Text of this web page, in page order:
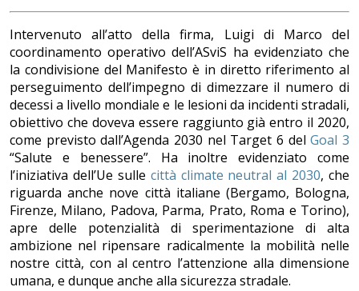
Intervenuto all’atto della firma, Luigi di Marco del
coordinamento operativo dell’ASviS ha evidenziato che
la condivisione del Manifesto è in diretto riferimento al
perseguimento dell’impegno di dimezzare il numero di
decessi a livello mondiale e le lesioni da incidenti stradali,
obiettivo che doveva essere raggiunto già entro il 2020,
come previsto dall’Agenda 2030 nel Target 6 delGoal 3
“Salute e benessere”. Ha inoltre evidenziato come
l’iniziativa dell’Ue sulle città climate neutral al 2030, che
riguarda anche nove città italiane (Bergamo, Bologna,
Firenze, Milano, Padova, Parma, Prato, Roma e Torino),
apre delle potenzialità di sperimentazione di alta
ambizione nel ripensare radicalmente la mobilità nelle
nostre città, con al centro l’attenzione alla dimensione
umana, e dunque anche alla sicurezza stradale.